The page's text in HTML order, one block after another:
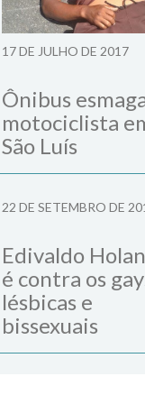
17 DE JULHO DE 2017
Ônibus
motociclista
São Luís
22 DE SETEMBRO DE
Edivaldo
é contra os
lésbicas e
bissexuais